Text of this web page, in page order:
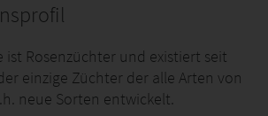
ist Rosenzüchter und existiert seit
einzige Züchter der alle Arten von
neue Sorten entwickelt.